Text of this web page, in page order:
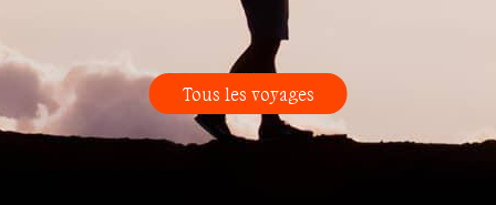
Tous les voyages